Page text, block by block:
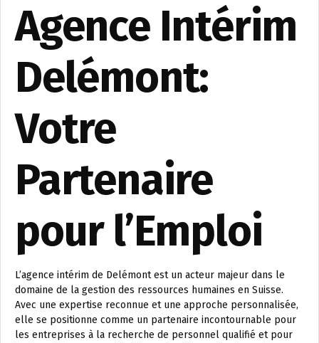
Agence Intérim
Delémont:
Votre
Partenaire
pour l’Emploi
L’agence intérim de Delémont est un acteur majeur dans le
domaine de la gestion des ressources humaines en Suisse.
Avec une expertise reconnue et une approche personnalisée,
elle se positionne comme un partenaire incontournable pour
les entreprises à la recherche de personnel qualifié et pour